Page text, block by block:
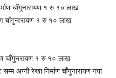
चाँगुनारायण १ रु १० लाख
चाँगुनारायण १ रु १० लाख
चाँगुनरायण १ रु १० लाख
अग्नी रेखा निर्माण चाँगुनारायण नपा